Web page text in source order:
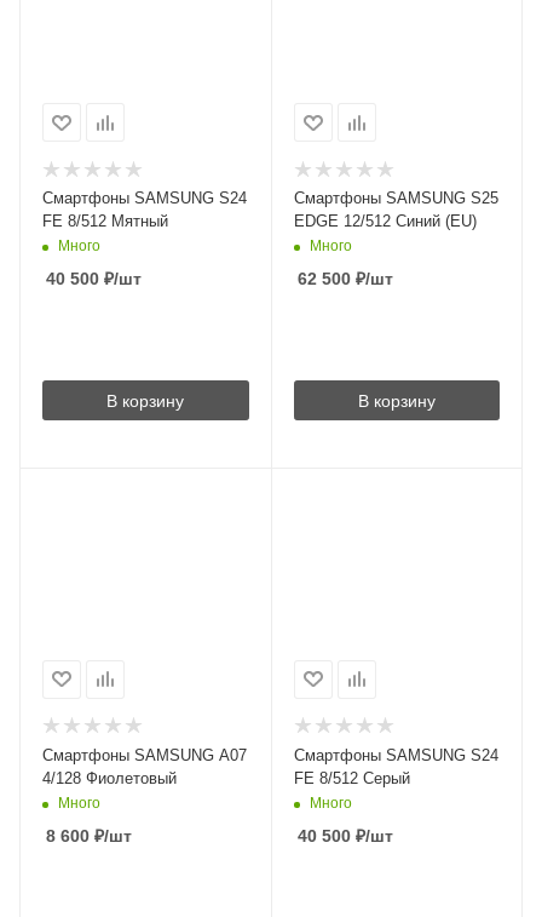
Смартфоны SAMSUNG S24
FE 8/512 Мятный
Много
40 500 ₽/шт
В корзину
Смартфоны SAMSUNG S25
EDGE 12/512 Cиний (EU)
Много
62 500₽/шт
В корзину
Смартфоны SAMSUNG A07
4/128 Фиолетовый
Много
8 600 ₽/шт
Смартфоны SAMSUNG S24
FE 8/512 Серый
Много
40 500₽/шт